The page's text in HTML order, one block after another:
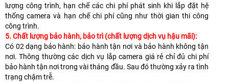
lượng công trình, hạn chế các chi phí phát sinh khi lắp đặt hệ
thống camera và hạn chế chi phí cũng như thời gian thi công
công trình.
5. Chất lượng bảo hành, bảo trì (chất lượng dịch vụ hậu mãi):
Có 02 dạng bảo hành: bảo hành tận nơi và bảo hành không tận
nơi. Thông thường các dịch vụ lắp camera giá rẻ chỉ đủ chi phí
bảo hành tận nơi trong vài tháng đầu. Sau đó thường xảy ra tình
trạng chậm trễ.